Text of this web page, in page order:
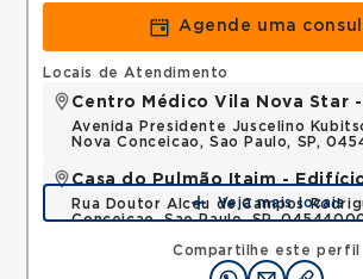
Agende uma
Compartilhe este perfil
Locais de Atendimento
Centro Médico Vila Nova Star
Avenida Presidente Juscelino
Nova Conceicao, Sao Paulo, SP,
Casa do Pulmão Itaim -
Rua Doutor Alceu de Campos
Conceicao, Sao Paulo, SP,
Veja mais locais